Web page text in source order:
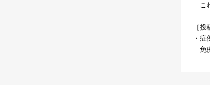
こ
［投
・症
免